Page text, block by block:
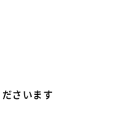
さいます